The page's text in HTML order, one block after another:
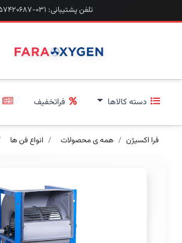
تلفن پشتیبانی: ۰۳۱-۵۷۴۲۰۶۸۷
دسته کالاها فراتخفیف
فرا اکسیژن همه ی محصولات انواع فن ها